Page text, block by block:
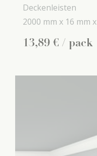
Deckenleisten
2000 mm x 16 mm x
13,89 € / pack